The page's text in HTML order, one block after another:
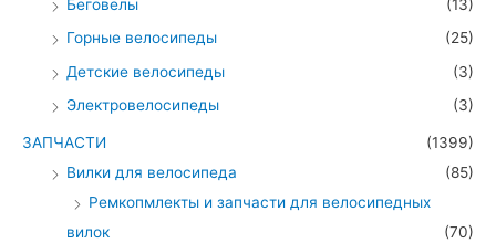
Беговелы
(13)
Горные велосипеды
(25)
Детские велосипеды
(3)
Электровелосипеды
(3)
ЗАПЧАСТИ
(1399)
Вилки для велосипеда
(85)
Ремкопмлекты и запчасти для велосипедных
вилок
(70)